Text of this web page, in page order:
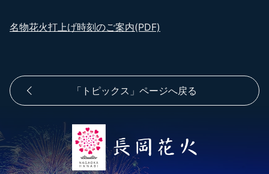
名物花火打上げ時刻のご案内(PDF)
「トピックス」ページへ戻る